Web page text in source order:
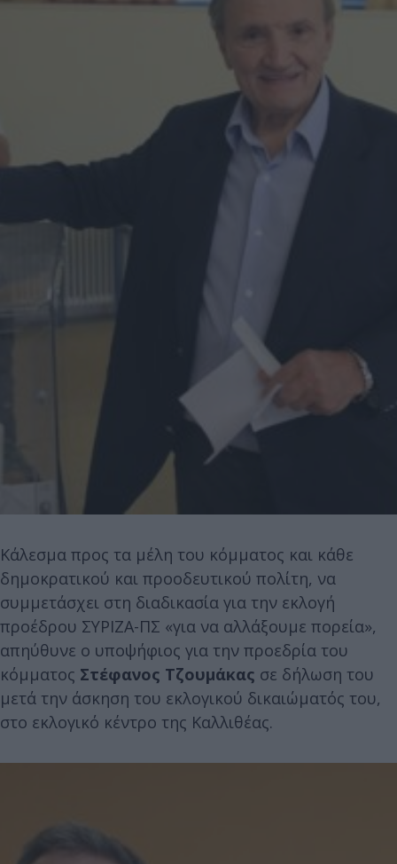
Κάλεσμα προς τα μέλη του κόμματος και κάθε
δημοκρατικού και προοδευτικού πολίτη, να
συμμετάσχει στη διαδικασία για την εκλογή
προέδρου ΣΥΡΙΖΑ-ΠΣ «για να αλλάξουμε πορεία»,
απηύθυνε ο υποψήφιος για την προεδρία του
κόμματος Στέφανος Τζουμάκας σε δήλωση του
μετά την άσκηση του εκλογικού δικαιώματός του,
στο εκλογικό κέντρο της Καλλιθέας.